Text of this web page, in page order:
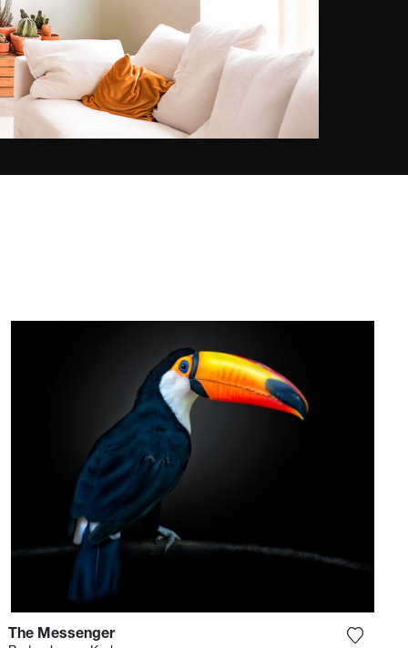
años y se especializó en fotografía
de paisaje a partir de los años
ochenta. Los animales salvajes
que fotografía en reservas
naturales son objeto de gran
The Messenger